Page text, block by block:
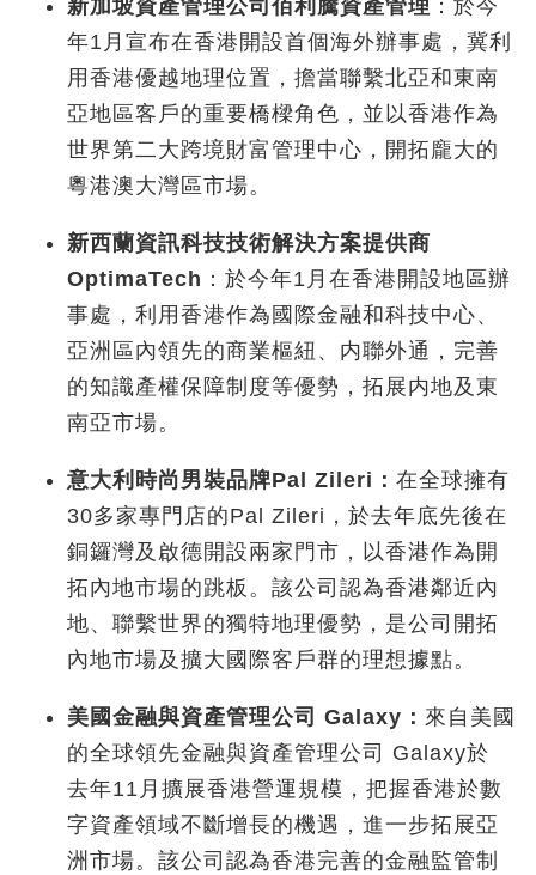
新加坡資產管理公司佰利騰資產管理 ：於今
年1 月宣布在香港開設首個海外辦事處，冀利
用香港優越地理位置，擔當聯繫北亞和東南
亞地區客戶的重要橋樑角色，並以香港作為
世界第二大跨境財富管理中心，開拓龐大的
粵港澳大灣區市場。
新西蘭資訊科技技術解決方案提供商
OptimaTech ：於今年1 月在香港開設地區辦
事處，利用香港作為國際金融和科技中心、
亞洲區內領先的商業樞紐、内聯外通，完善
的知識產權保障制度等優勢，拓展内地及東
南亞市場。
意大利時尚男裝品牌Pal Zileri ： 在全球擁有
30多家專門店的Pal Zileri ，於去年底先後在
銅鑼灣及啟德開設兩家門市，以香港作為開
拓內地市場的跳板。該公司認為香港鄰近內
地、聯繫世界的獨特地理優勢，是公司開拓
內地市場及擴大國際客戶群的理想據點。
美國金融與資產管理公司 Galaxy ： 來自美國
的全球領先金融與資產管理公司 Galaxy於
去年11 月擴展香港營運規模，把握香港於數
字資產領域不斷增長的機遇，進一步拓展亞
洲市場。該公司認為香港完善的金融監管制